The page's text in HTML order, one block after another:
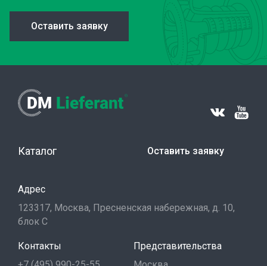
Оставить заявку
Каталог Оставить заявку
Адрес
123317, Москва, Пресненская набережная, д. 10,
блок С
Контакты
Представительства